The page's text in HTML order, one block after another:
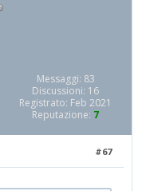
Messaggi: 83
Discussioni: 16
Registrato: Feb 2021
Reputazione: 7
#67